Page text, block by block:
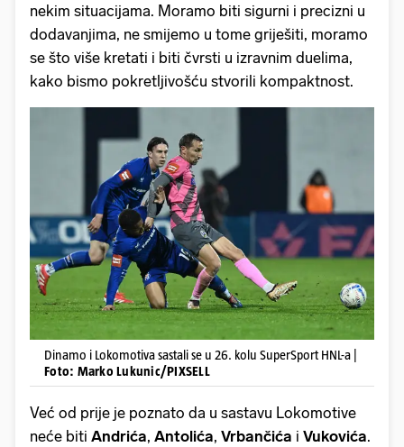
nekim situacijama. Moramo biti sigurni i precizni u
dodavanjima, ne smijemo u tome griješiti, moramo
se što više kretati i biti čvrsti u izravnim duelima,
kako bismo pokretljivošću stvorili kompaktnost.
Dinamo i Lokomotiva sastali se u 26. kolu SuperSport HNL-a |
Foto: Marko Lukunic/PIXSELL
Već od prije je poznato da u sastavu Lokomotive
neće biti Andrića, Antolića, Vrbančića i Vukovića.